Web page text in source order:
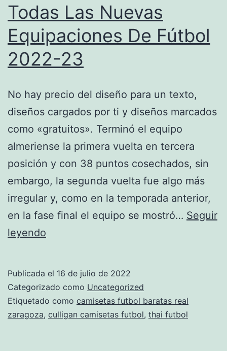
Todas Las Nuevas
Equipaciones De Fútbol
2022-23
No hay precio del diseño para un texto,
diseños cargados por ti y diseños marcados
como «gratuitos». Terminó el equipo
almeriense la primera vuelta en tercera
posición y con 38 puntos cosechados, sin
embargo, la segunda vuelta fue algo más
irregular y, como en la temporada anterior,
en la fase final el equipo se mostró… Seguir
leyendo
Equipaciones
De
Fútbol
Publicada el 16 de julio de 2022
Categorizado como Uncategorized
Etiquetado como camisetas futbol baratas real
zaragoza, culligan camisetas futbol, thai futbol